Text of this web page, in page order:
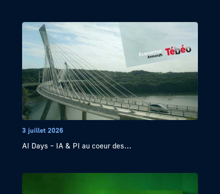
3 juillet 2026
AI Days – IA & PI au coeur des...